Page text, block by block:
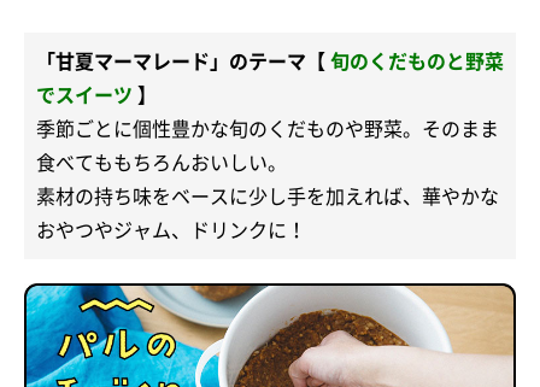
「甘夏マーマレード」のテーマ【 旬のくだものと野菜
でスイーツ 】
季節ごとに個性豊かな旬のくだものや野菜。そのまま
食べてももちろんおいしい。
素材の持ち味をベースに少し手を加えれば、華やかな
おやつやジャム、ドリンクに！